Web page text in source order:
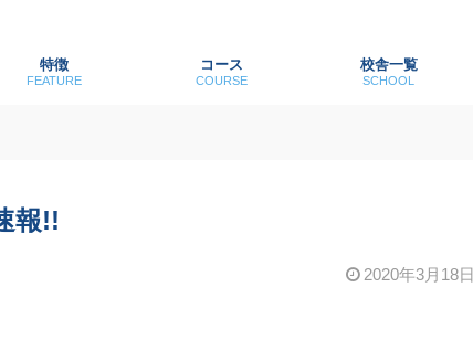
特徴
FEATURE
コース
COURSE
校舎一覧
SCHOOL
報!!
2020年3月18日